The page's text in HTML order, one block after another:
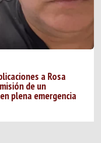
a Rosa
de un
plena emergencia